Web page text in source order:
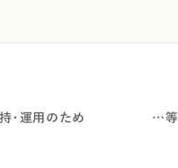
の維持・運用のため …等